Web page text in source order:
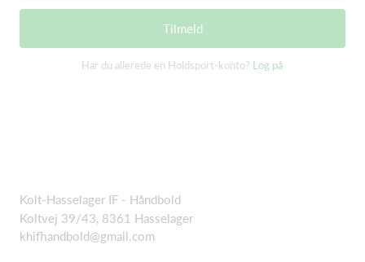
Tilmeld
Har du allerede en Holdsport-konto? Log på
Kolt-Hasselager IF - Håndbold
Koltvej 39/43, 8361 Hasselager
khifhandbold@gmail.com